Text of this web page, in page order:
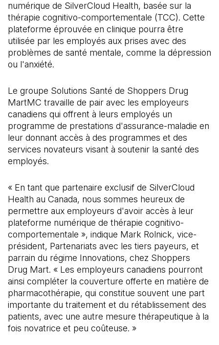
numérique de SilverCloud Health, basée sur la
thérapie cognitivo-comportementale (TCC). Cette
plateforme éprouvée en clinique pourra être
utilisée par les employés aux prises avec des
problèmes de santé mentale, comme la dépression
ou l'anxiété.
Le groupe Solutions Santé de Shoppers Drug
MartMC travaille de pair avec les employeurs
canadiens qui offrent à leurs employés un
programme de prestations d'assurance-maladie en
leur donnant accès à des programmes et des
services novateurs visant à soutenir la santé des
employés.
« En tant que partenaire exclusif de SilverCloud
Health au Canada, nous sommes heureux de
permettre aux employeurs d'avoir accès à leur
plateforme numérique de thérapie cognitivo-
comportementale », indique Mark Rolnick, vice-
président, Partenariats avec les tiers payeurs, et
parrain du régime Innovations, chez Shoppers
Drug Mart. « Les employeurs canadiens pourront
ainsi compléter la couverture offerte en matière de
pharmacothérapie, qui constitue souvent une part
importante du traitement et du rétablissement des
patients, avec une autre mesure thérapeutique à la
fois novatrice et peu coûteuse. »